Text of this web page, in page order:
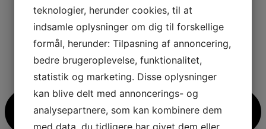
teknologier, herunder cookies, til at
indsamle oplysninger om dig til forskellige
formål, herunder: Tilpasning af annoncering,
bedre brugeroplevelse, funktionalitet,
statistik og marketing. Disse oplysninger
kan blive delt med annoncerings- og
analysepartnere, som kan kombinere dem
med data, du tidligere har givet dem eller